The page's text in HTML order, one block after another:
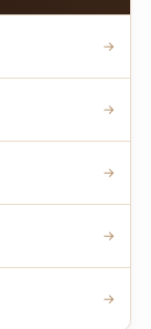
→
→
→
→
→